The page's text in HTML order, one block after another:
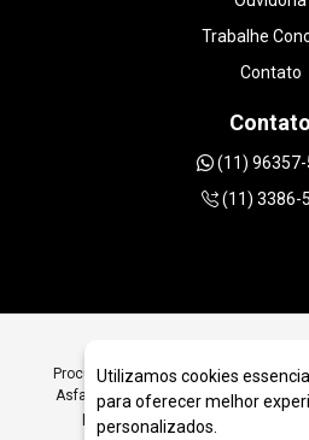
Trabalhe
Contato
Contato
(11) 96357-
(11) 3386-
Procurando Ferramentas
Asfalto em São Paulo? Encontre
para Corte em Concreto e Asfalto
Utilizamos cookies
para oferecer melhor
personalizados.